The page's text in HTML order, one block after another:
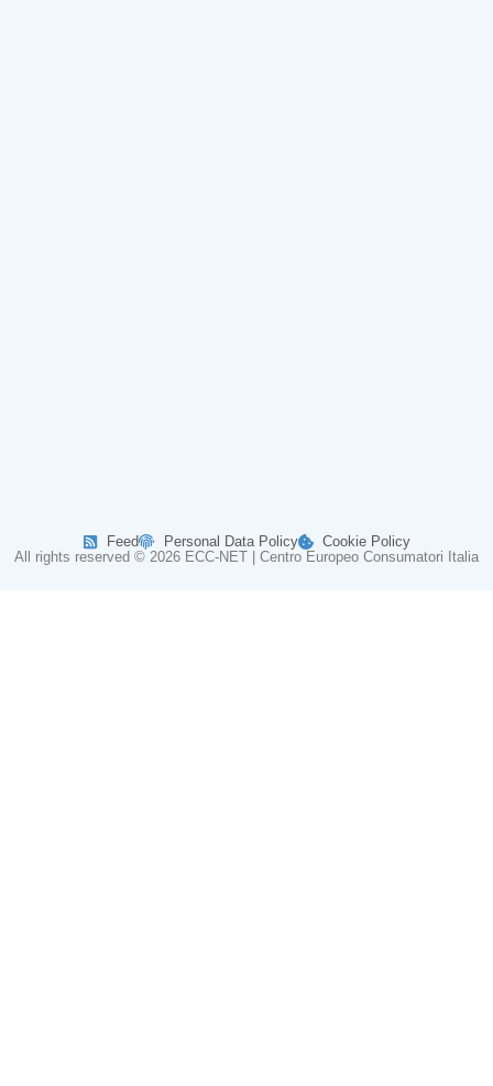
All rights reserved © 2026 ECC-NET | Centro Europeo Consumatori Italia
Feed Personal Data Policy Cookie Policy